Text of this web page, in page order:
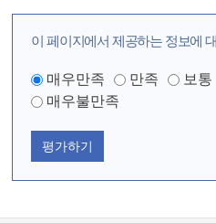
이 페이지에서 제공하는 정보에
매우만족 만족 보통
매우불만족
평가하기